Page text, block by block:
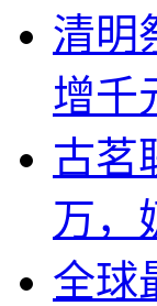
清明
增千
古茗
万，
全球